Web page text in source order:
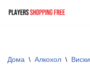
Дома \ Алкохол \ Виски